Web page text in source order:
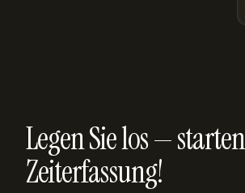
Legen Sie los —
Zeiterfassung!